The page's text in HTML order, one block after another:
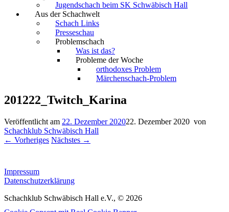
Jugendschach beim SK Schwäbisch Hall
Aus der Schachwelt
Schach Links
Presseschau
Problemschach
Was ist das?
Probleme der Woche
orthodoxes Problem
Märchenschach-Problem
201222_Twitch_Karina
Veröffentlicht am 22. Dezember 202022. Dezember 2020 von
Schachklub Schwäbisch Hall
← Vorheriges Nächstes →
Impressum
Datenschutzerklärung
Schachklub Schwäbisch Hall e.V., © 2026